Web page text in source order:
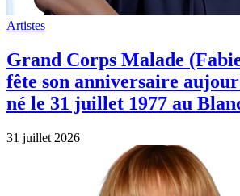
Artistes
Grand Corps Malade
fête son anniversaire
né le 31 juillet 1977 au
31 juillet 2026